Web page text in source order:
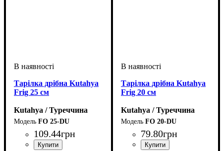
Тарілка дрібна Kutahya
Frig 25 см
Kutahya / Туреччина
FO 25-DU
109.44грн
Тарілка дрібна Kutahya
Frig 20 см
Kutahya / Туреччина
FO 20-DU
79.80грн